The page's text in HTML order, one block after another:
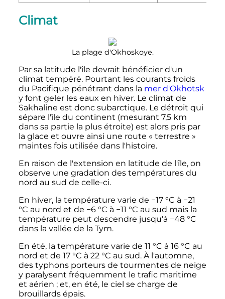
Climat
La plage d'Okhoskoye.
Par sa latitude l'île devrait bénéficier d'un
climat tempéré. Pourtant les courants froids
du Pacifique pénétrant dans la mer d'Okhotsk
y font geler les eaux en hiver. Le climat de
Sakhaline est donc subarctique. Le détroit qui
sépare l'île du continent (mesurant 7,5 km
dans sa partie la plus étroite) est alors pris par
la glace et ouvre ainsi une route « terrestre »
maintes fois utilisée dans l'histoire.
En raison de l'extension en latitude de l'île, on
observe une gradation des températures du
nord au sud de celle-ci.
En hiver, la température varie de −17 °C à −21
°C au nord et de −6 °C à −11 °C au sud mais la
température peut descendre jusqu'à −48 °C
dans la vallée de la Tym.
En été, la température varie de 11 °C à 16 °C au
nord et de 17 °C à 22 °C au sud. À l'automne,
des typhons porteurs de tourmentes de neige
y paralysent fréquemment le trafic maritime
et aérien ; et, en été, le ciel se charge de
brouillards épais.